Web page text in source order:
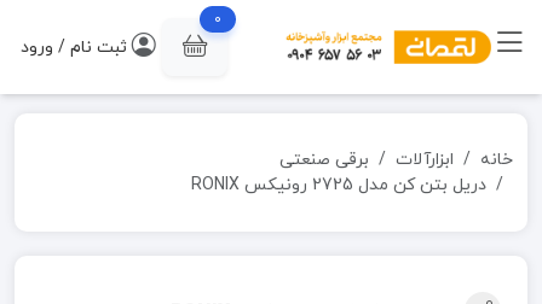
0
ثبت نام / ورود
خانه ابزارآلات
برقی صنعتی
دریل بتن کن مدل 2725 رونیکس RONIX